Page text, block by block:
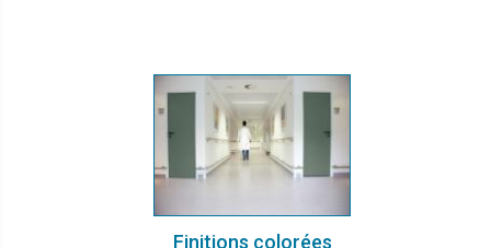
Finitions colorées